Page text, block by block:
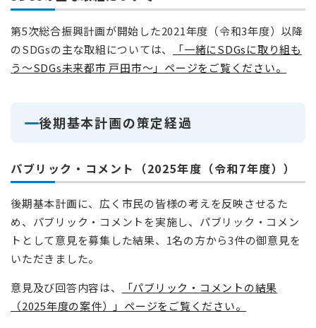
第5次総合振興計画が開始した2021年度（令和3年度）以降
のSDGsの主な取組については、
「一緒にSDGsに取り組も
う～SDGs未来都市 戸田市～​」ページをご覧ください。
後期基本計画の策定経過
パブリック・コメント（2025年度（令和7年度））
後期基本計画に、広く市民の皆様の考えを反映させるた
め、パブリック・コメントを実施し、パブリック・コメン
トとして意見を募集した結果、1名の方から3件の御意見を
いただきました。
意見及び回答内容は、
「パブリック・コメントの結果
（2025年度の案件）」ページをご覧ください。